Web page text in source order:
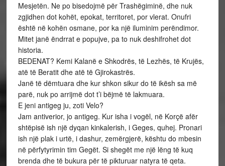
Mesjetën. Ne po bisedojmë për Trashëgiminë, dhe nuk
zgjidhen dot kohët, epokat, territoret, por vlerat. Onufri
është në kohën osmane, por ka një iluminim perëndimor.
Mitet janë ëndrrat e popujve, pa to nuk deshifrohet dot
historia.
BEDENAT? Kemi Kalanë e Shkodrës, të Lezhës, të Krujës,
atë të Beratit dhe atë të Gjirokastrës.
Janë të dëmtuara dhe kur shkon sikur do të ikësh sa më
parë, nuk po arrijmë dot t’i bëjmë të lakmuara.
E jeni antigeg ju, zoti Velo?
Jam antiverior, jo antigeg. Kur isha i vogël, në Korçë afër
shtëpisë ish një dyqan kinkalerish, i Geges, quhej. Pronari
ish një plak i urtë, i dashur, zemërgjerë, kështu do mbesin
në përfytyrimin tim Gegët. Si shegët me një lëng të kuq
brenda dhe të bukura për të pikturuar natyra të qeta.